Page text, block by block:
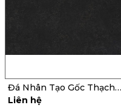
Đá Nhân Tạo Gốc Thạch
Anh Corktown
Liên hệ